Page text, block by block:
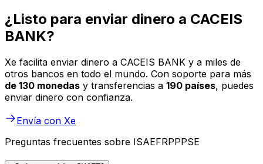
¿Listo para enviar dinero a CACEIS
BANK?
Xe facilita enviar dinero a CACEIS BANK y a miles de
otros bancos en todo el mundo. Con soporte para más
de 130 monedas y transferencias a 190 países, puedes
enviar dinero con confianza.
Envía con Xe
Preguntas frecuentes sobre ISAEFRPPPSE